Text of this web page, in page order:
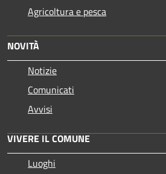
Agricoltura e pesca
NOVITÀ
Notizie
Comunicati
Avvisi
VIVERE IL COMUNE
Luoghi